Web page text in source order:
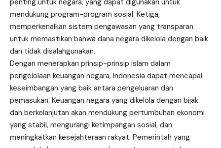
mendukung program-program sosial. Ketiga,
memperkenalkan sistem pengawasan yang transparan
untuk memastikan bahwa dana negara dikelola dengan baik
dan tidak disalahgunakan.
Dengan menerapkan prinsip-prinsip Islam dalam
pengelolaan keuangan negara, Indonesia dapat mencapai
keseimbangan yang baik antara pengeluaran dan
pemasukan. Keuangan negara yang dikelola dengan bijak
dan berkelanjutan akan mendukung pertumbuhan ekonomi
yang stabil, mengurangi ketimpangan sosial, dan
meningkatkan kesejahteraan rakyat. Pemerintah yang